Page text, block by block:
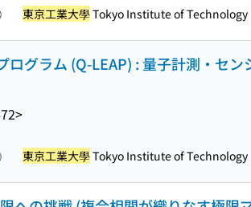
東京工業大學Tokyo Institute of Technology
ログラム (Q-LEAP) : 量子計測・セン
東京工業大學Tokyo Institute of Technology